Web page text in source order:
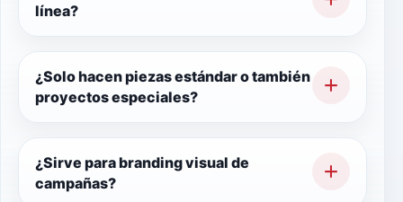
visual y proyectos especiales.
línea?
Principalmente MDF y acrílico, porque
son versátiles y muy útiles para
exhibición y apoyo visual.
¿Solo hacen piezas estándar o también
proyectos especiales?
También hacemos proyectos especiales.
Esta línea está pensada justo para
adaptarse a distintas necesidades
¿Sirve para branding visual de
campañas?